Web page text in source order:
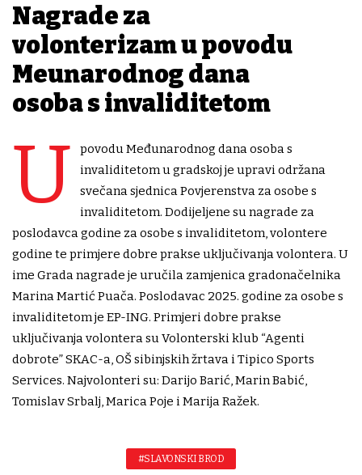
Nagrade za
volonterizam u povodu
Međunarodnog dana
osoba s invaliditetom
U
povodu Međunarodnog dana osoba s
invaliditetom u gradskoj je upravi održana
svečana sjednica Povjerenstva za osobe s
invaliditetom. Dodijeljene su nagrade za
poslodavca godine za osobe s invaliditetom, volontere
godine te primjere dobre prakse uključivanja volontera. U
ime Grada nagrade je uručila zamjenica gradonačelnika
Marina Martić Puača. Poslodavac 2025. godine za osobe s
invaliditetom je EP-ING. Primjeri dobre prakse
uključivanja volontera su Volonterski klub “Agenti
dobrote” SKAC-a, OŠ sibinjskih žrtava i Tipico Sports
Services. Najvolonteri su: Darijo Barić, Marin Babić,
Tomislav Srbalj, Marica Poje i Marija Ražek.
#SLAVONSKI BROD